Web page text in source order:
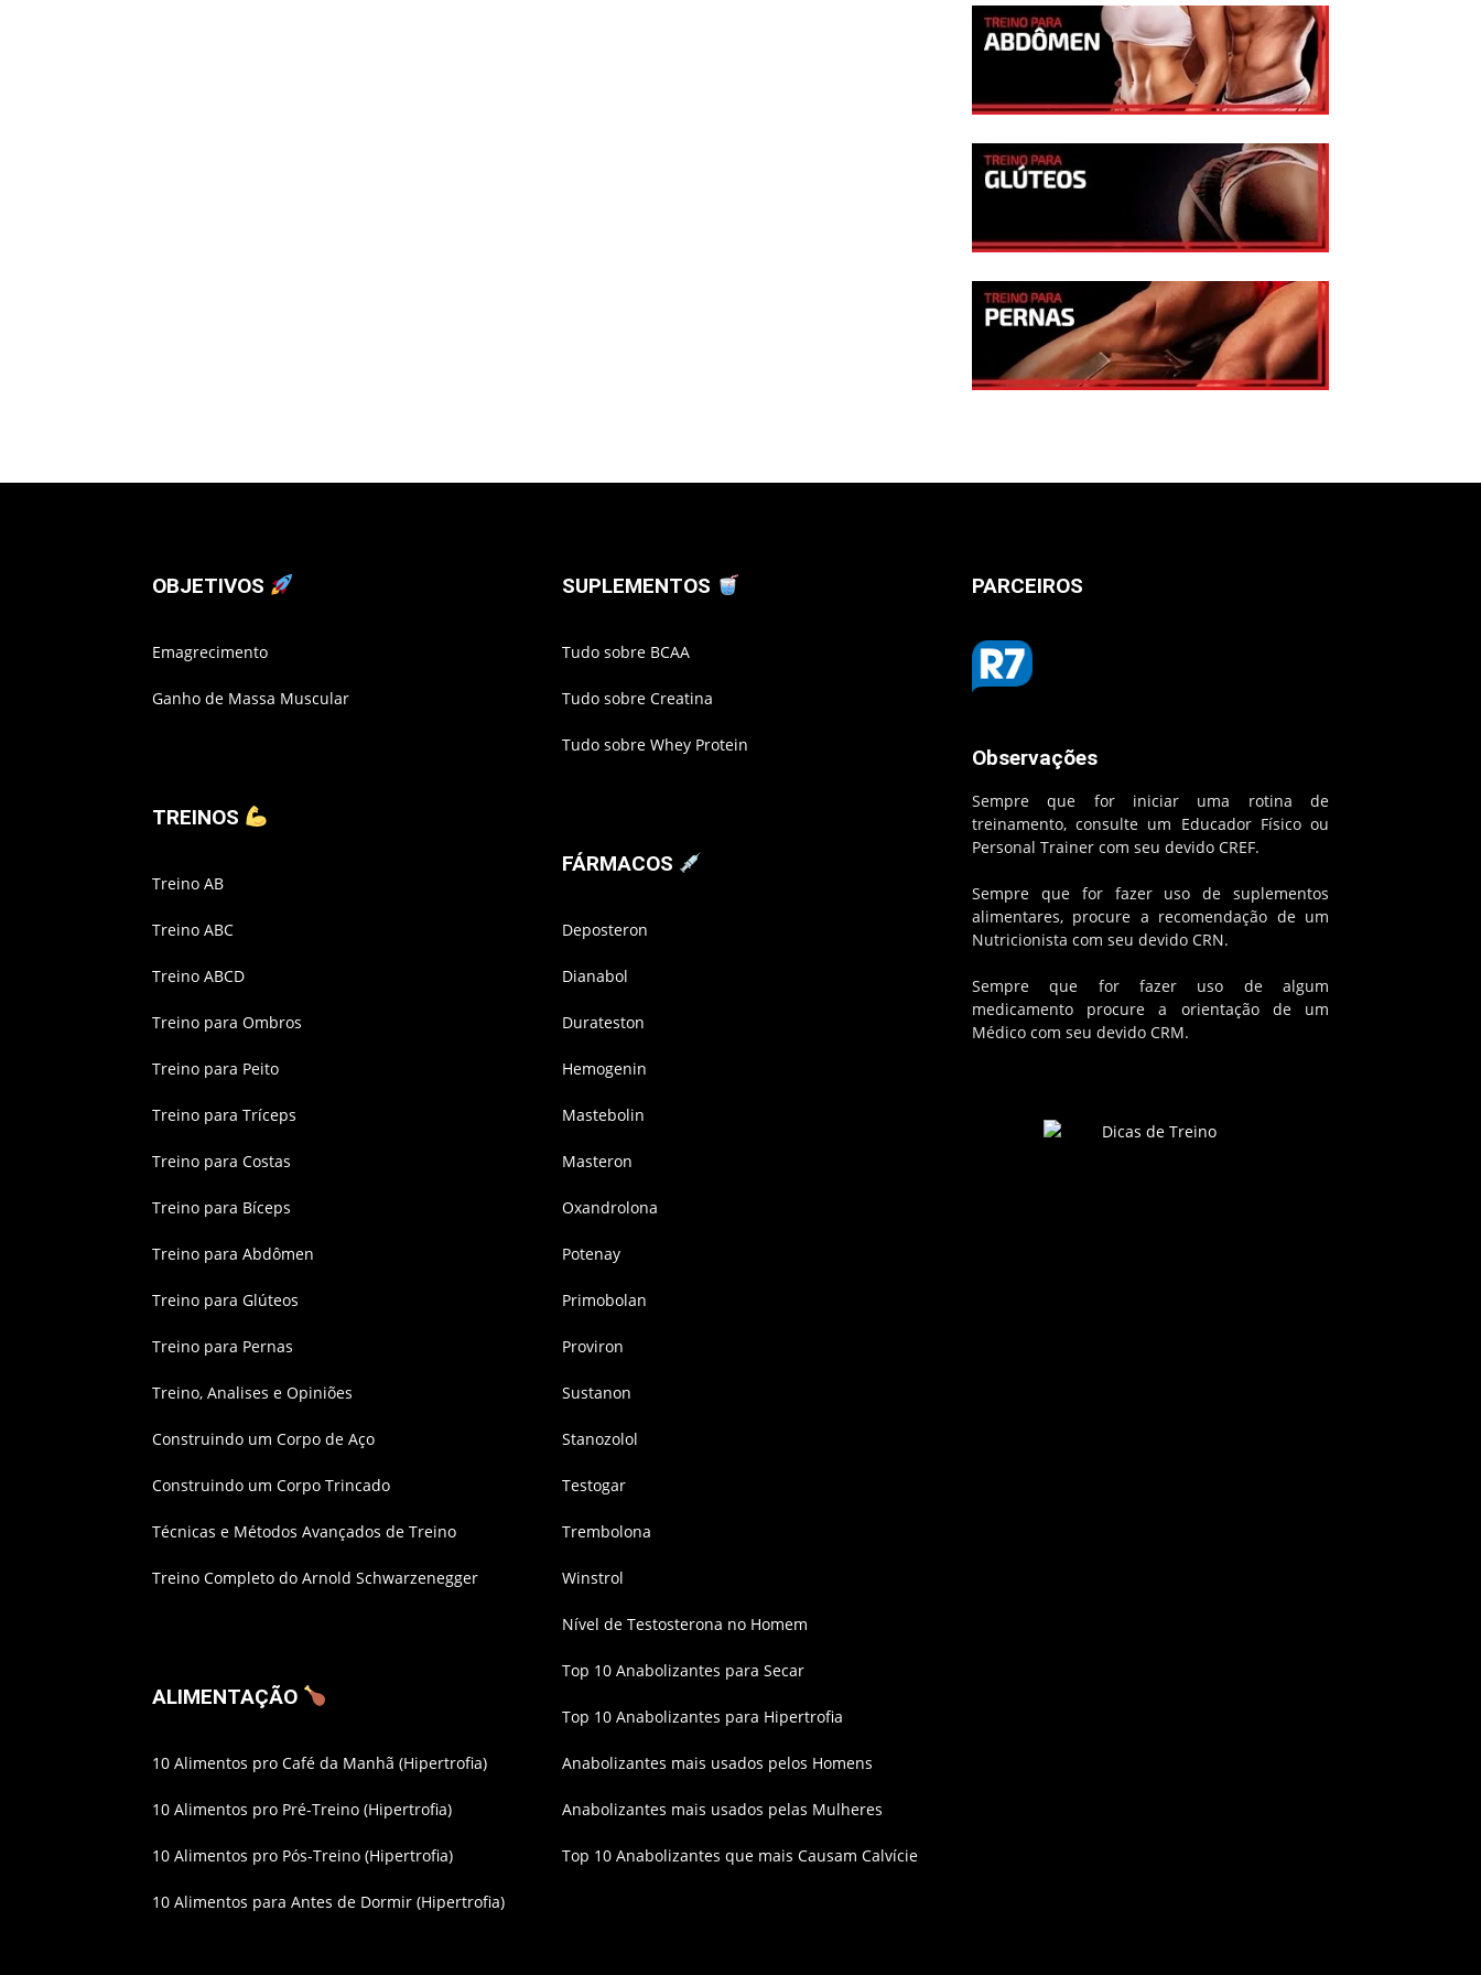
OBJETIVOS
Emagrecimento
Ganho de Massa Muscular
TREINOS
Treino AB
Treino ABC
Treino ABCD
Treino para Ombros
Treino para Peito
Treino para Tríceps
Treino para Costas
Treino para Bíceps
Treino para Abdômen
Treino para Glúteos
Treino para Pernas
Treino, Analises e Opiniões
Construindo um Corpo de Aço
Construindo um Corpo Trincado
Técnicas e Métodos Avançados de Treino
Treino Completo do Arnold Schwarzenegger
ALIMENTAÇÃO
10 Alimentos pro Café da Manhã (Hipertrofia)
10 Alimentos pro Pré-Treino (Hipertrofia)
10 Alimentos pro Pós-Treino (Hipertrofia)
10 Alimentos para Antes de Dormir (Hipertrofia)
SUPLEMENTOS
Tudo sobre BCAA
Tudo sobre Creatina
Tudo sobre Whey Protein
FÁRMACOS
Deposteron
Dianabol
Durateston
Hemogenin
Mastebolin
Masteron
Oxandrolona
Potenay
Primobolan
Proviron
Sustanon
Stanozolol
Testogar
Trembolona
Winstrol
Nível de Testosterona no Homem
Top 10 Anabolizantes para Secar
Top 10 Anabolizantes para Hipertrofia
Anabolizantes mais usados pelos Homens
Anabolizantes mais usados pelas Mulheres
Top 10 Anabolizantes que mais Causam Calvície
PARCEIROS
Observações
Sempre que for iniciar uma rotina de
treinamento, consulte um Educador Físico ou
Personal Trainer com seu devido CREF.
Sempre que for fazer uso de suplementos
alimentares, procure a recomendação de um
Nutricionista com seu devido CRN.
Sempre que for fazer uso de algum
medicamento procure a orientação de um
Médico com seu devido CRM.